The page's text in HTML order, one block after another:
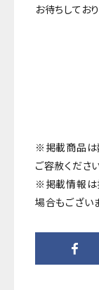
お待ちしてお
※掲載商品は
ご容赦ください
※掲載情報は
場合もござい